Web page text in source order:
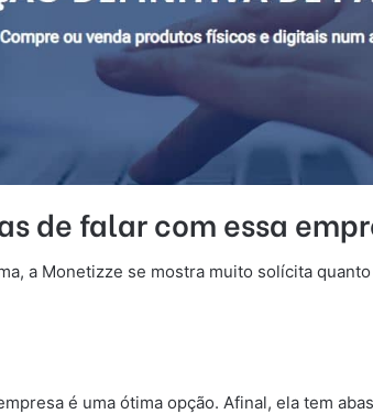
de falar com essa
a Monetizze se mostra muito solícita
é uma ótima opção. Afinal, ela tem